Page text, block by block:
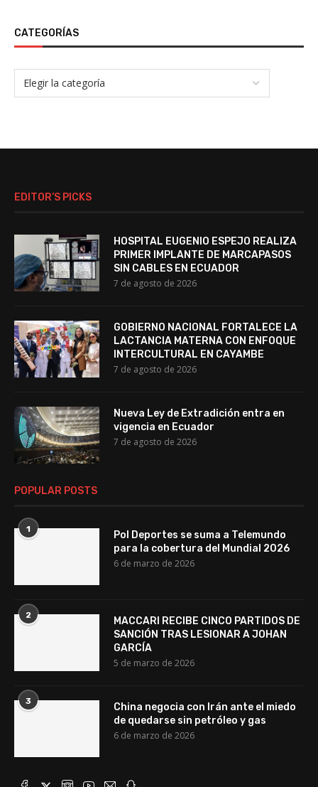
CATEGORÍAS
EDITOR’S PICKS
HOSPITAL EUGENIO ESPEJO REALIZA
PRIMER IMPLANTE DE MARCAPASOS
SIN CABLES EN ECUADOR
7 de agosto de 2026
GOBIERNO NACIONAL FORTALECE LA
LACTANCIA MATERNA CON ENFOQUE
INTERCULTURAL EN CAYAMBE
7 de agosto de 2026
Nueva Ley de Extradición entra en
vigencia en Ecuador
7 de agosto de 2026
POPULAR POSTS
1
Pol Deportes se suma a Telemundo
para la cobertura del Mundial 2026
6 de marzo de 2026
2
MACCARI RECIBE CINCO PARTIDOS DE
SANCIÓN TRAS LESIONAR A JOHAN
GARCÍA
5 de marzo de 2026
3
China negocia con Irán ante el miedo
de quedarse sin petróleo y gas
6 de marzo de 2026